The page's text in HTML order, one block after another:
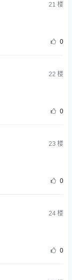
21 楼
0
22 楼
0
23 楼
0
24楼
0